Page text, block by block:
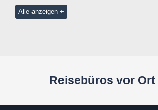
Alle anzeigen
Reisebüros vor Ort